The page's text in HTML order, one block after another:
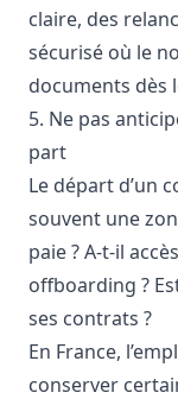
claire, des
sécurisé où le
documents dès
5. Ne pas
part
Le départ d’un
souvent une
paie ? A-t-il
offboarding ?
ses contrats ?
En France,
conserver